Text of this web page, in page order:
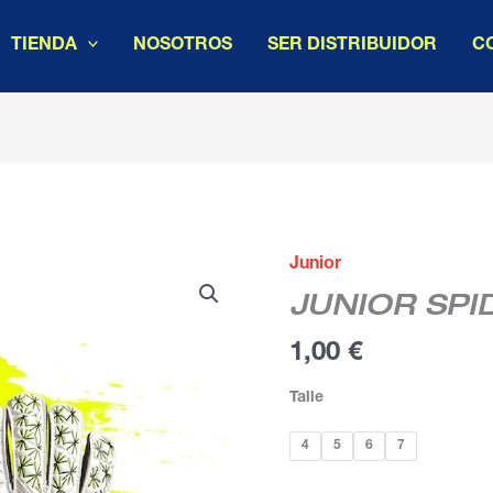
TIENDA NOSOTROS SER DISTRIBUIDOR
Junior
JUNIOR
1,00€
Talle
4 5 6 7
JUNIOR
SPIDER